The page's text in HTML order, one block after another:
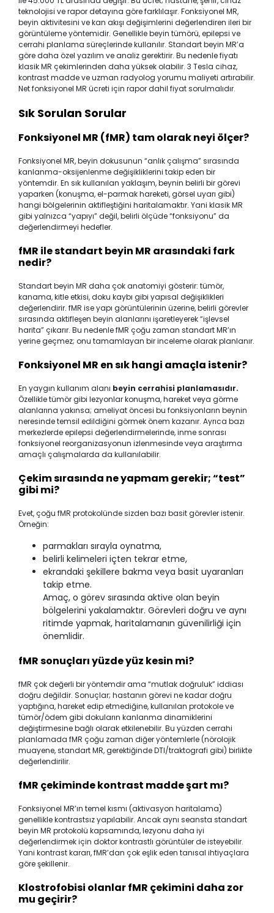
teknolojisi ve rapor detayına göre farklılaşır. Fonksiyonel MR,
beyin aktivitesini ve kan akışı değişimlerini değerlendiren ileri bir
görüntüleme yöntemidir. Genellikle beyin tümörü, epilepsi ve
cerrahi planlama süreçlerinde kullanılır. Standart beyin MR’a
göre daha özel yazılım ve analiz gerektirir. Bu nedenle fiyatı
klasik MR çekimlerinden daha yüksek olabilir. 3 Tesla cihaz,
kontrast madde ve uzman radyolog yorumu maliyeti artırabilir.
Net fonksiyonel MR ücreti için rapor dahil fiyat sorulmalıdır.
Sık Sorulan Sorular
Fonksiyonel MR (fMR) tam olarak neyi ölçer?
Fonksiyonel MR, beyin dokusunun “anlık çalışma” sırasında
kanlanma-oksijenlenme değişikliklerini takip eden bir
yöntemdir. En sık kullanılan yaklaşım, beynin belirli bir görevi
yaparken (konuşma, el-parmak hareketi, görsel uyarı gibi)
hangi bölgelerinin aktifleştiğini haritalamaktır. Yani klasik MR
gibi yalnızca “yapıyı” değil, belirli ölçüde “fonksiyonu” da
değerlendirmeyi hedefler.
fMR ile standart beyin MR arasındaki fark
nedir?
Standart beyin MR daha çok anatomiyi gösterir: tümör,
kanama, kitle etkisi, doku kaybı gibi yapısal değişiklikleri
değerlendirir. fMR ise yapı görüntülerinin üzerine, belirli görevler
sırasında aktifleşen beyin alanlarını işaretleyerek “işlevsel
harita” çıkarır. Bu nedenle fMR çoğu zaman standart MR’ın
yerine geçmez; onu tamamlayan bir inceleme olarak planlanır.
Fonksiyonel MR en sık hangi amaçla istenir?
En yaygın kullanım alanı beyin cerrahisi planlamasıdır.
Özellikle tümör gibi lezyonlar konuşma, hareket veya görme
alanlarına yakınsa; ameliyat öncesi bu fonksiyonların beynin
neresinde temsil edildiğini görmek önem kazanır. Ayrıca bazı
merkezlerde epilepsi değerlendirmelerinde, inme sonrası
fonksiyonel reorganizasyonun izlenmesinde veya araştırma
amaçlı çalışmalarda da kullanılabilir.
Çekim sırasında ne yapmam gerekir; “test”
gibi mi?
Evet, çoğu fMR protokolünde sizden bazı basit görevler istenir.
Örneğin:
parmakları sırayla oynatma,
belirli kelimeleri içten tekrar etme,
ekrandaki şekillere bakma veya basit uyaranları
takip etme.
Amaç, o görev sırasında aktive olan beyin
bölgelerini yakalamaktır. Görevleri doğru ve aynı
ritimde yapmak, haritalamanın güvenilirliği için
önemlidir.
fMR sonuçları yüzde yüz kesin mi?
fMR çok değerli bir yöntemdir ama “mutlak doğruluk” iddiası
doğru değildir. Sonuçlar; hastanın görevi ne kadar doğru
yaptığına, hareket edip etmediğine, kullanılan protokole ve
tümör/ödem gibi dokuların kanlanma dinamiklerini
değiştirmesine bağlı olarak etkilenebilir. Bu yüzden cerrahi
planlamada fMR çoğu zaman diğer yöntemlerle (nörolojik
muayene, standart MR, gerektiğinde DTI/traktografi gibi) birlikte
değerlendirilir.
fMR çekiminde kontrast madde şart mı?
Fonksiyonel MR’ın temel kısmı (aktivasyon haritalama)
genellikle kontrastsız yapılabilir. Ancak aynı seansta standart
beyin MR protokolü kapsamında, lezyonu daha iyi
değerlendirmek için doktor kontrastlı görüntüler de isteyebilir.
Yani kontrast kararı, fMR’dan çok eşlik eden tanısal ihtiyaçlara
göre şekillenir.
Klostrofobisi olanlar fMR çekimini daha zor
mu geçirir?